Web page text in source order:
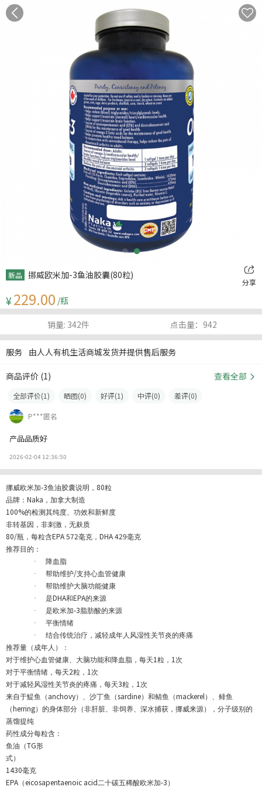
新品 挪威欧米加-3鱼油胶囊(80粒)
分享
¥229.00 /瓶
销量: 342件 点击量：942
服务 由人人有机生活商城发货并提供售后服务
商品评价 (1) 查看全部
全部评价(1) 晒图(0) 好评(1) 中评(0) 差评(0)
P***匿名
产品品质好
2026-02-04 12:36:50
挪威欧米加-3鱼油胶囊说明， 80粒
品牌： Naka ，加拿大制造
100%的检测其纯度、功效和新鲜度
非转基因，非刺激，无麸质
80/瓶，每粒含EPA 572毫克， DHA 429毫克
推荐目的：
·
降血脂
·
帮助维护/支持心血管健康
·
帮助维护大脑功能健康
·
是DHA和EPA的来源
·
是欧米加-3脂肪酸的来源
·
平衡情绪
·
结合传统治疗，减轻成年人风湿性关节炎的疼痛
推荐量（成年人）：
对于维护心血管健康、大脑功能和降血脂，每天1 粒， 1 次
对于平衡情绪，每天2粒， 1 次
对于减轻风湿性关节炎的疼痛，每天3粒， 1 次
来自于鯷鱼（ anchovy）、沙丁鱼（sardine）和鲭鱼（mackerel ）、鲱鱼
（herring）的身体部分（非肝脏、非饲养、深水捕获，挪威来源），分子级别的
蒸馏提纯
药性成分每粒含：
鱼油（TG形
式）
1430毫克
EPA （ eicosapentaenoic acid二十碳五稀酸欧米加-3 ）